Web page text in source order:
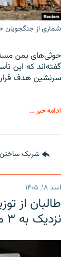
شماری از
حوثی‌های یمن
گفته‌اند که این
سرنشین هدف قرار
ادامه خبر ...
شریک ساختن
اسد ۱۸, ۱۴۰۵
طالبان از
نزدیک به ۳ میلیون تذکره خبر داده اند